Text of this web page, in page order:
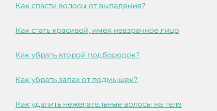
Как спасти волосы от выпадения?
Как стать красивой, имея невзрачное лицо
Как убрать второй подбородок?
Как убрать запах от подмышек?
Как удалить нежелательные волосы на теле